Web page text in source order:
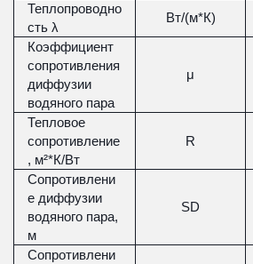
Теплопроводно
сть λ
Вт/(м*К)
Коэффициент
сопротивления
диффузии
водяного пара
μ
Тепловое
сопротивление
, м²*К/Вт
R
Сопротивлени
е диффузии
водяного пара,
м
SD
Сопротивлени